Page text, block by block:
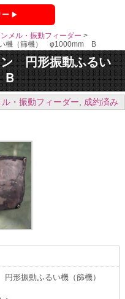
ー
メル・振動フィーダー >
い機（篩機） φ1000mm B
ン 円形振動ふるい
B
・振動フィーダー, 成約済み
円形振動ふるい機（篩機）